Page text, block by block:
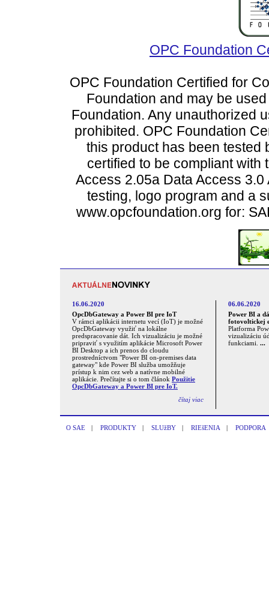
OPC Foundation
OPC Foundation Certified for
Foundation and may be
Foundation. Any unauthorized
prohibited. OPC Foundation
this product has been tested
certified to be compliant with
Access 2.05a Data Access
testing, logo program and a
www.opcfoundation.org for:
16.06.2020
OpcDbGateway a Power BI pre IoT
V rámci aplikácii internetu vecí (IoT) je možné
OpcDbGateway využiť na lokálne
predspracovanie dát. Ich vizualizáciu je možné
pripraviť s využitím aplikácie Microsoft Power
BI Desktop a ich prenos do cloudu
prostredníctvom "Power BI on-premises data
gateway" kde Power BI služba umožňuje
prístup k nim cez web a natívne mobilné
aplikácie. Prečítajte si o tom článok Použitie
OpcDbGateway a Power BI pre IoT.
čítaj viac
06.06.2020
Power BI a
fotovoltickej
Platforma
vizualizáciu
funkciami. ...
O SAE | PRODUKTY | SLUžBY | RIEšENIA | PODPORA